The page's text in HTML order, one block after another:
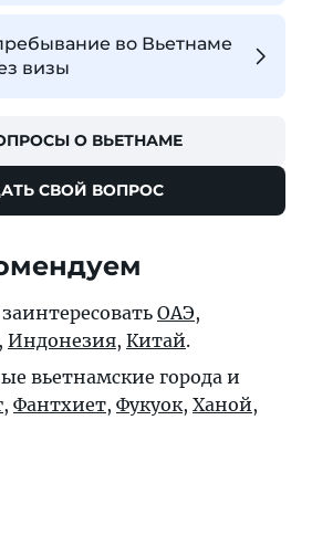
во Вьетнаме
визы
О ВЬЕТНАМЕ
СВОЙ ВОПРОС
ОАЭ,
, Индонезия, Китай.
вьетнамские города и
, Фантхиет, Фукуок, Ханой,